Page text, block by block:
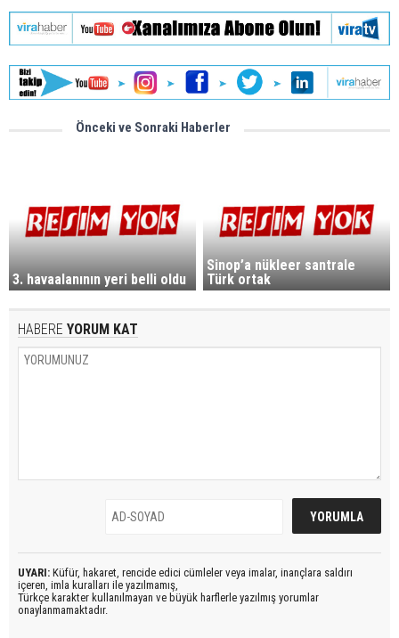
Önceki ve Sonraki Haberler
3. havaalanının yeri belli oldu
Sinop’a nükleer santrale
Türk ortak
HABERE YORUM KAT
UYARI: Küfür, hakaret, rencide edici cümleler veya imalar, inançlara saldırı
içeren, imla kuralları ile yazılmamış,
Türkçe karakter kullanılmayan ve büyük harflerle yazılmış yorumlar
onaylanmamaktadır.